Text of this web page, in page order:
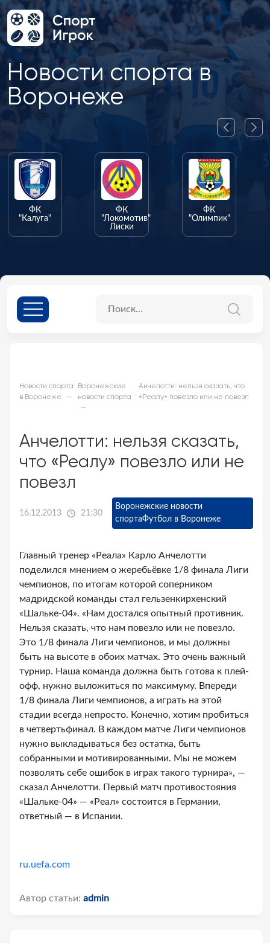
Новости спорта в
Воронеже
ФК
"Калуга"
ФК
"Локомотив"
Лиски
ФК
"Олимпик"
Новости спорта
в Воронеже
Воронежские
новости спорта
Анчелотти: нельзя сказать, что
«Реалу» повезло или не повезл
Анчелотти: нельзя сказать,
что «Реалу» повезло или не
повезл
16.12.2013 21:30
Воронежские новости
спортаФутбол в Воронеже
Главный тренер «Реала» Карло Анчелотти
поделился мнением о жеребьёвке 1/8 финала Лиги
чемпионов, по итогам которой соперником
мадридской команды стал гельзенкирхенский
«Шальке-04». «Нам достался опытный противник.
Нельзя сказать, что нам повезло или не повезло.
Это 1/8 финала Лиги чемпионов, и мы должны
быть на высоте в обоих матчах. Это очень важный
турнир. Наша команда должна быть готова к плей-
офф, нужно выложиться по максимуму. Впереди
1/8 финала Лиги чемпионов, а играть на этой
стадии всегда непросто. Конечно, хотим пробиться
в четвертьфинал. В каждом матче Лиги чемпионов
нужно выкладываться без остатка, быть
собранными и мотивированными. Мы не можем
позволять себе ошибок в играх такого турнира», —
сказал Анчелотти. Первый матч противостояния
«Шальке-04» — «Реал» состоится в Германии,
ответный — в Испании.
ru.uefa.com
Автор статьи: admin